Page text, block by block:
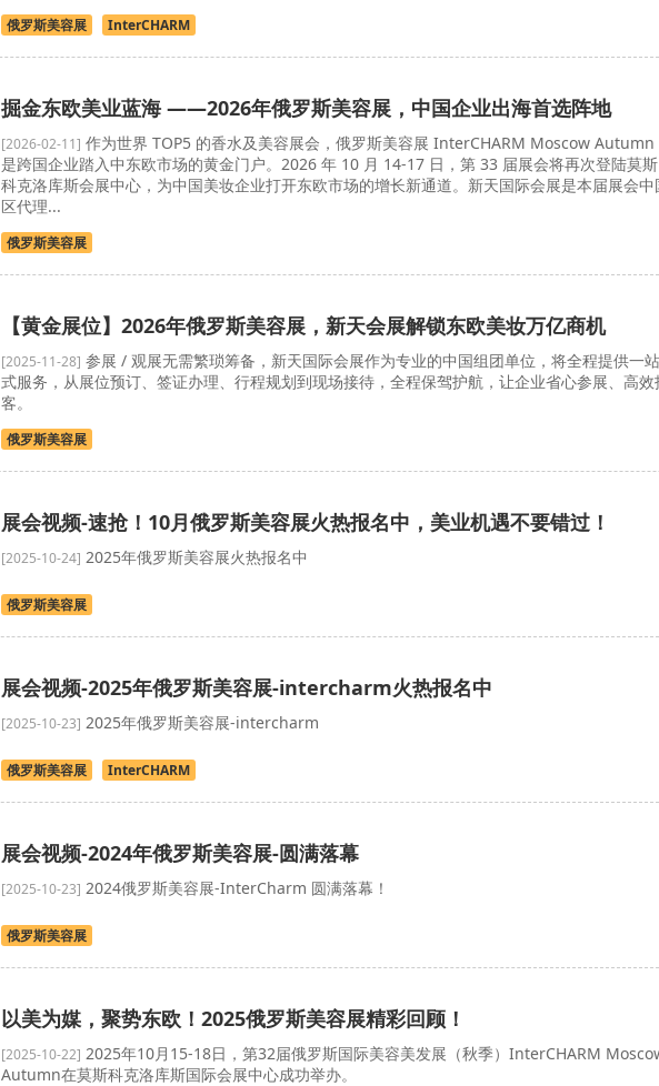
俄罗斯美容展 InterCHARM
掘金东欧美业蓝海 ——2026年俄罗斯美容展，中国企业出海首选阵地
[2026-02-11] 作为世界 TOP5 的香水及美容展会，俄罗斯美容展 InterCHARM Moscow Autumn
是跨国企业踏入中东欧市场的黄金门户。2026 年 10 月 14-17 日，第 33 届展会将再次登陆莫斯
科克洛库斯会展中心，为中国美妆企业打开东欧市场的增长新通道。新天国际会展是本届展会中
区代理...
俄罗斯美容展
【黄金展位】2026年俄罗斯美容展，新天会展解锁东欧美妆万亿商机
[2025-11-28] 参展 / 观展无需繁琐筹备，新天国际会展作为专业的中国组团单位，将全程提供一站
式服务，从展位预订、签证办理、行程规划到现场接待，全程保驾护航，让企业省心参展、高效
客。
俄罗斯美容展
展会视频-速抢！10月俄罗斯美容展火热报名中，美业机遇不要错过！
[2025-10-24] 2025年俄罗斯美容展火热报名中
俄罗斯美容展
展会视频-2025年俄罗斯美容展-intercharm火热报名中
[2025-10-23] 2025年俄罗斯美容展-intercharm
俄罗斯美容展 InterCHARM
展会视频-2024年俄罗斯美容展-圆满落幕
[2025-10-23] 2024俄罗斯美容展-InterCharm 圆满落幕！
俄罗斯美容展
以美为媒，聚势东欧！2025俄罗斯美容展精彩回顾！
[2025-10-22] 2025年10月15-18日，第32届俄罗斯国际美容美发展（秋季）InterCHARM
Autumn在莫斯科克洛库斯国际会展中心成功举办。